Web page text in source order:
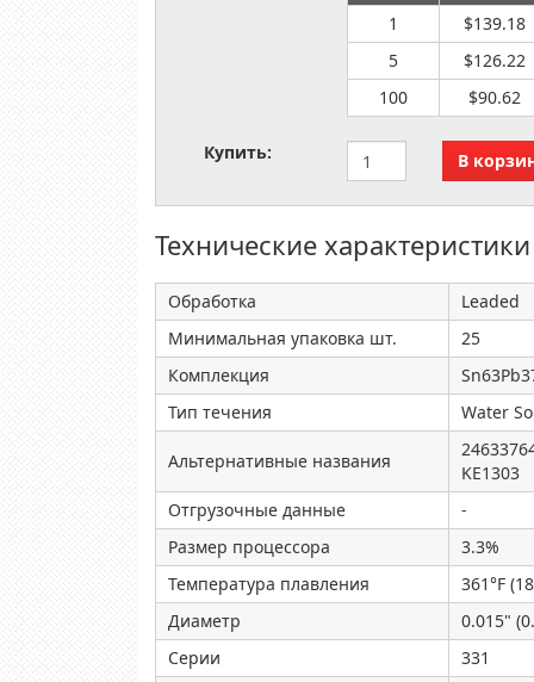
1
$139.18
5
$126.22
100
$90.62
Купить:
Технические характеристики
Обработка
Leaded
Минимальная упаковка шт.
25
Комплекция
Тип течения
Water
Альтернативные названия
KE1303
Отгрузочные данные
-
Размер процессора
3.3%
Температура плавления
361°F
Диаметр
0.015"
Серии
331